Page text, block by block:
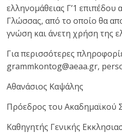
ελληνομάθειας Γ’1
Γλώσσας, από το οποίο θα
γνώση και άνετη χρήση της
Για περισσότερες
grammkontog@aeaa.gr,
Αθανάσιος Καψάλης
Πρόεδρος του Ακαδημαϊκού
Καθηγητής Γενικής